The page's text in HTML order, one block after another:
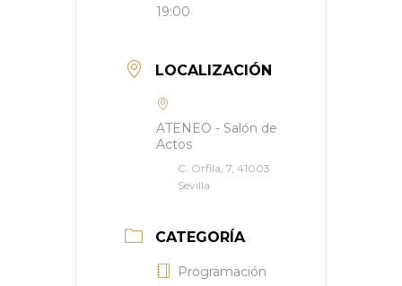
19:00
LOCALIZACIÓN
ATENEO - Salón de
Actos
C. Orfila, 7, 41003
Sevilla
CATEGORÍA
Programación